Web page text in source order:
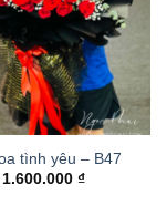
tình yêu – B47
1.600.000 ₫